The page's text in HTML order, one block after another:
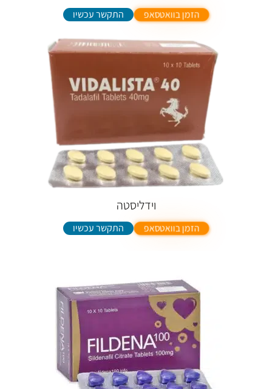
הזמן בוואטסאפ התקשר עכשיו
וידליסטה
הזמן בוואטסאפ התקשר עכשיו